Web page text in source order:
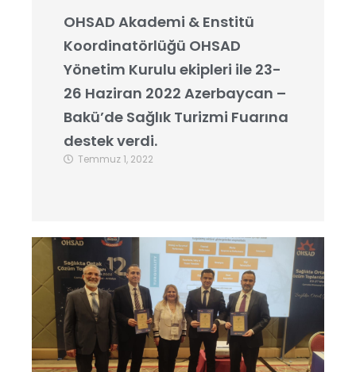
OHSAD Akademi & Enstitü
Koordinatörlüğü OHSAD
Yönetim Kurulu ekipleri ile 23-
26 Haziran 2022 Azerbaycan –
Bakü’de Sağlık Turizmi Fuarına
destek verdi.
Temmuz 1, 2022